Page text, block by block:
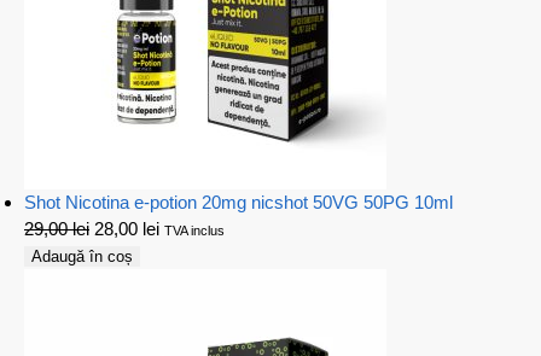
Shot Nicotina e-potion 20mg nicshot 50VG 50PG 10ml
29,00lei 28,00 lei TVA inclus
Adaugă în coș